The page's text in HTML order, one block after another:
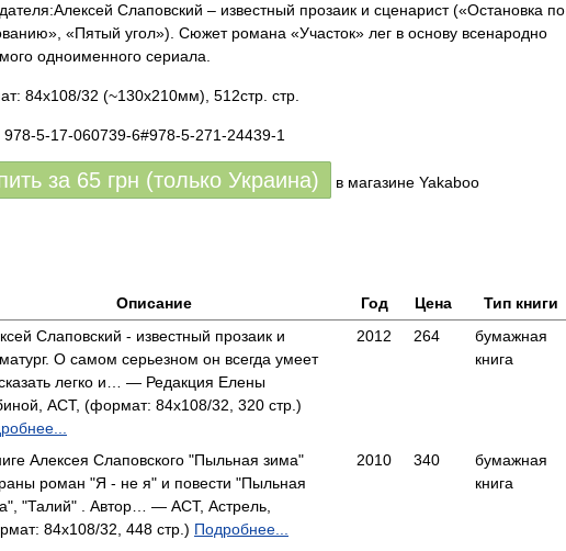
Слаповский – известный прозаик и сценарист («Остановка по
«Пятый угол»). Сюжет романа «Участок» лег в основу всенародно
одноименного сериала.
84x108/32 (~130x210мм), 512стр. стр.
978-5-17-060739-6#978-5-271-24439-1
за 65 грн (только Украина) в магазине Yakaboo
Описание Год Цена
Тип книги
Слаповский - известный прозаик и
О самом серьезном он всегда умеет
легко и… — Редакция Елены
АСТ, (формат: 84x108/32, 320 стр.)
2012 264
бумажная
книга
Алексея Слаповского "Пыльная зима"
роман "Я - не я" и повести "Пыльная
"Талий" . Автор… — АСТ, Астрель,
84x108/32, 448 стр.) Подробнее...
2010 340
бумажная
книга